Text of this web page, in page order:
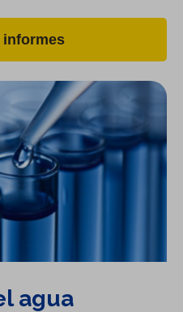
informes
agua